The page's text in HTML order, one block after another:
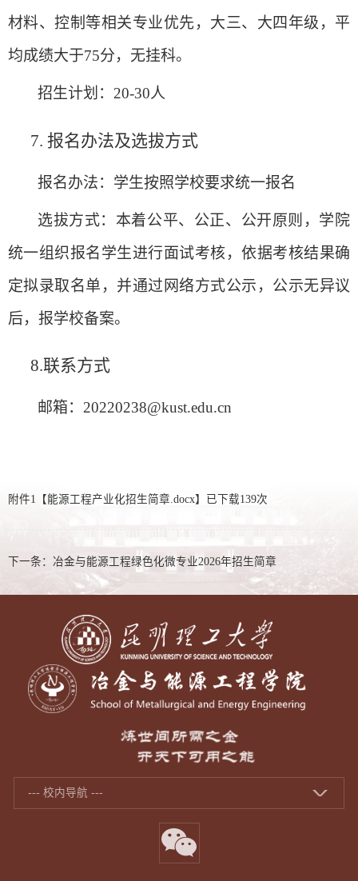
材料、控制等相关专业优先，大三、大四年级，平
均成绩大于75分，无挂科。
招生计划： 20-30人
7. 报名办法及选拔方式
报名办法：学生按照学校要求统一报名
选拔方式：本着公平、公正、公开原则，学院
统一组织报名学生进行面试考核，依据考核结果确
定拟录取名单，并通过网络方式公示，公示无异议
后，报学校备案。
8.联系方式
邮箱：20220238@kust.edu.cn
附件1【 能源工程产业化招生简章.docx】已下载139次
下一条： 冶金与能源工程绿色化微专业2026年招生简章
--- 校内导航 ---